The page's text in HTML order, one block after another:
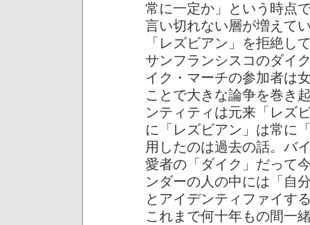
常に一定か」という時点
言い切れない層が増えて
「レズビアン」を拒絶し
サンフランシスコのダイ
イク・マーチの参加者は
ことで大きな論争を巻き
ンティティは元来「レズ
に「レズビアン」は常に
用したのは過去の話。バ
愛者の「ダイク」だって
ンダーの人の中には「自
とアイデンティファイす
これまで何十年もの間一